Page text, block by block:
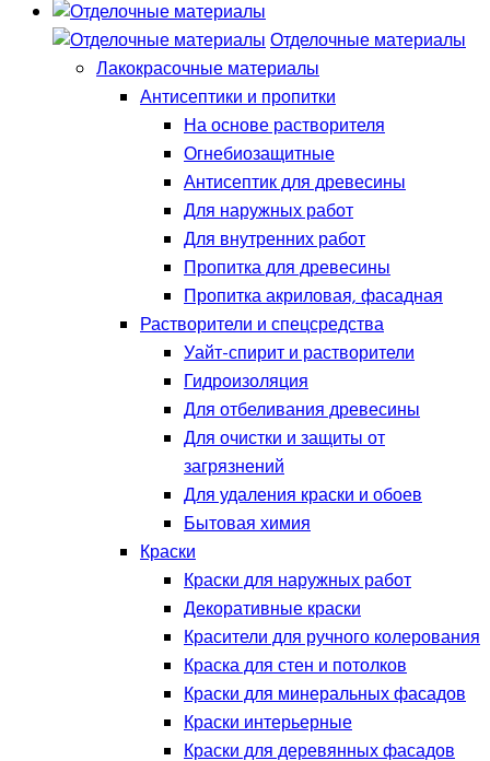
Отделочные материалы
Лакокрасочные материалы
Антисептики и пропитки
На основе растворителя
Огнебиозащитные
Антисептик для древесины
Для наружных работ
Для внутренних работ
Пропитка для древесины
Пропитка акриловая, фасадная
Растворители и спецсредства
Уайт-спирит и растворители
Гидроизоляция
Для отбеливания древесины
Для очистки и защиты от
загрязнений
Для удаления краски и обоев
Бытовая химия
Краски
Краски для наружных работ
Декоративные краски
Красители для ручного колерования
Краска для стен и потолков
Краски для минеральных фасадов
Краски интерьерные
Краски для деревянных фасадов